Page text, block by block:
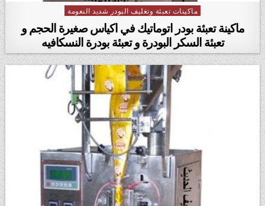
Posted in
ماكينات تعبئة وتغليف البودر شديد النعومة
ماكينة تعبئة بودر اتوماتيك في اكياس صغيرة الحجم و
تعبئة السكر البودرة و تعبئة بودرة النسكافيه